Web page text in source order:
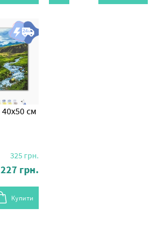
40x50 см
325 грн.
227 грн.
Купити